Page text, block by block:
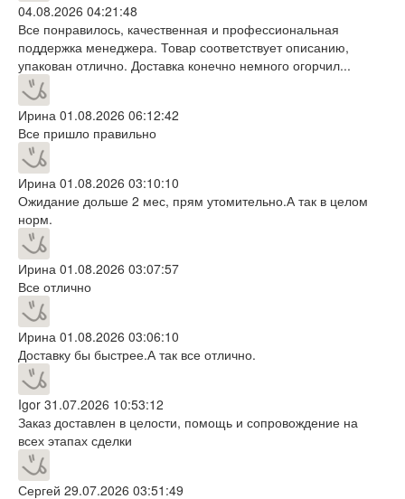
04.08.2026 04:21:48
Все понравилось, качественная и профессиональная
поддержка менеджера. Товар соответствует описанию,
упакован отлично. Доставка конечно немного огорчил...
Ирина 01.08.2026 06:12:42
Все пришло правильно
Ирина 01.08.2026 03:10:10
Ожидание дольше 2 мес, прям утомительно.А так в целом
норм.
Ирина 01.08.2026 03:07:57
Все отлично
Ирина 01.08.2026 03:06:10
Доставку бы быстрее.А так все отлично.
Igor 31.07.2026 10:53:12
Заказ доставлен в целости, помощь и сопровождение на
всех этапах сделки
Сергей 29.07.2026 03:51:49